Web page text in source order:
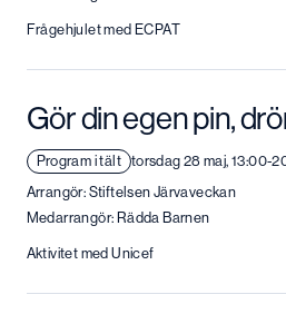
Frågehjulet med ECPAT
Gör din egen pin,
Program i tält torsdag 28 maj, 13:00-
Arrangör: Stiftelsen Järvaveckan
Medarrangör: Rädda Barnen
Aktivitet med Unicef